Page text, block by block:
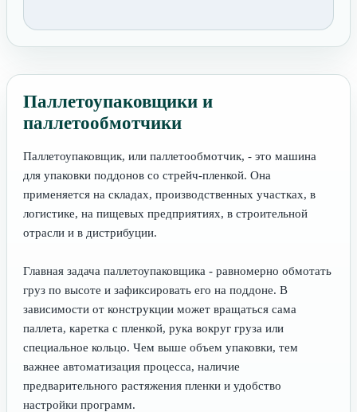
Паллетоупаковщики и
паллетообмотчики
Паллетоупаковщик, или паллетообмотчик, - это машина
для упаковки поддонов со стрейч-пленкой. Она
применяется на складах, производственных участках, в
логистике, на пищевых предприятиях, в строительной
отрасли и в дистрибуции.
Главная задача паллетоупаковщика - равномерно обмотать
груз по высоте и зафиксировать его на поддоне. В
зависимости от конструкции может вращаться сама
паллета, каретка с пленкой, рука вокруг груза или
специальное кольцо. Чем выше объем упаковки, тем
важнее автоматизация процесса, наличие
предварительного растяжения пленки и удобство
настройки программ.